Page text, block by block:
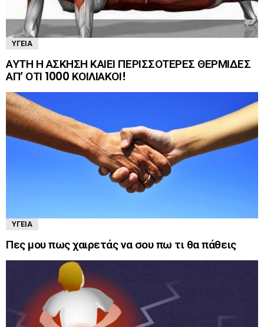
ΥΓΕΊΑ
ΑΥΤΗ Η ΑΣΚΗΣΗ ΚΑΙΕΙ ΠΕΡΙΣΣΟΤΕΡΕΣ ΘΕΡΜΙΔΕΣ
ΑΠ’ ΟΤΙ 1000 ΚΟΙΛΙΑΚΟΙ!
ΥΓΕΊΑ
Πες μου πως χαιρετάς να σου πω τι θα πάθεις